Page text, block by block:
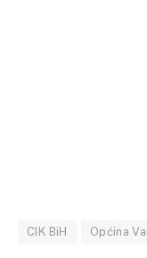
CIK BiH Općina